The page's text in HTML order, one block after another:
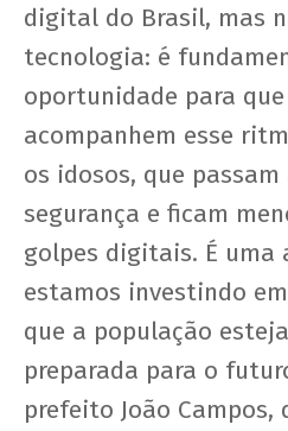
digital do Brasil, mas
tecnologia: é
oportunidade para
acompanhem esse
os idosos, que
segurança e ficam
golpes digitais. É uma
estamos investindo
que a população
preparada para o
prefeito João